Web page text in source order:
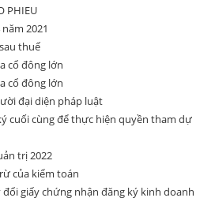
PHIEU
2021
thuế
cổ đông lớn
cổ đông lớn
đại diện pháp luật
cuối cùng để thực hiện quyền tham dự
trị 2022
của kiểm toán
giấy chứng nhận đăng ký kinh doanh